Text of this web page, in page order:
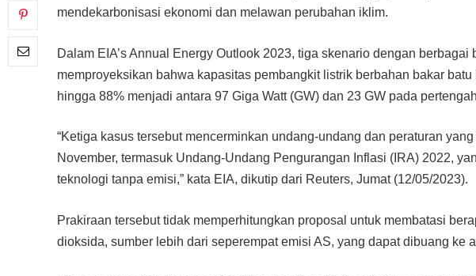
mendekarbonisasi ekonomi dan melawan perubahan iklim.
Dalam EIA’s Annual Energy Outlook 2023, tiga skenario dengan
memproyeksikan bahwa kapasitas pembangkit listrik berbahan bakar
hingga 88% menjadi antara 97 Giga Watt (GW) dan 23 GW pada
“Ketiga kasus tersebut mencerminkan undang-undang dan peraturan
November, termasuk Undang-Undang Pengurangan Inflasi (IRA) 2022,
teknologi tanpa emisi,” kata EIA, dikutip dari Reuters, Jumat (12/05/2023).
Prakiraan tersebut tidak memperhitungkan proposal untuk membatasi
dioksida, sumber lebih dari seperempat emisi AS, yang dapat dibuang ke